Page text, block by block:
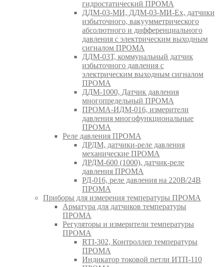
гидростатический ПРОМА
ДДМ-03-МИ, ДДМ-03-МИ-Ех, датчики
избыточного, вакуумметрического
абсолютного и дифференциального
давления с электрическим выходным
сигналом ПРОМА
ДДМ-03Т, коммунальный датчик
избыточного давления с
электрическим выходным сигналом
ПРОМА
ДДМ-1000, Датчик давления
многопредельный ПРОМА
ПРОМА-ИДМ-016, измерители
давления многофункциональные
ПРОМА
Реле давления ПРОМА
ДРДМ, датчики-реле давления
механические ПРОМА
ДРДМ-600 (1000), датчик-реле
давления ПРОМА
РД-016, реле давления на 220В/24В
ПРОМА
Приборы для измерения температуры ПРОМА
Арматура для датчиков температуры
ПРОМА
Регуляторы и измерители температуры
ПРОМА
RTI-302, Контроллер температуры
ПРОМА
Индикатор токовой петли ИТП-110